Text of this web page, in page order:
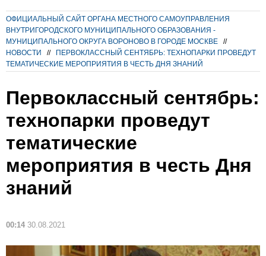
ОФИЦИАЛЬНЫЙ САЙТ ОРГАНА МЕСТНОГО САМОУПРАВЛЕНИЯ
ВНУТРИГОРОДСКОГО МУНИЦИПАЛЬНОГО ОБРАЗОВАНИЯ -
МУНИЦИПАЛЬНОГО ОКРУГА ВОРОНОВО В ГОРОДЕ МОСКВЕ
//
НОВОСТИ
//
ПЕРВОКЛАССНЫЙ СЕНТЯБРЬ: ТЕХНОПАРКИ ПРОВЕДУТ
ТЕМАТИЧЕСКИЕ МЕРОПРИЯТИЯ В ЧЕСТЬ ДНЯ ЗНАНИЙ
Первоклассный сентябрь:
технопарки проведут
тематические
мероприятия в честь Дня
знаний
00:14 30.08.2021